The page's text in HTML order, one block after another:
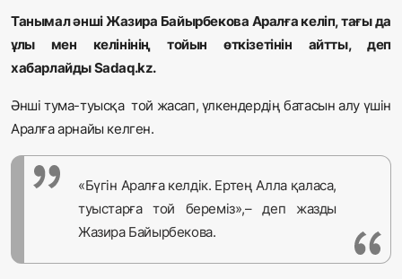
Журналистік зерттеу
Қазақ тілі
Танымал әнші Жазира Байырбекова Аралға келіп, тағы да
ұлы мен келінінің тойын өткізетінін айтты, деп
хабарлайды Sadaq.kz.
Әнші тума-туысқа той жасап, үлкендердің батасын алу үшін
Аралға арнайы келген.
«Бүгін Аралға келдік. Ертең Алла қаласа,
туыстарға той береміз»,– деп жазды
Жазира Байырбекова.